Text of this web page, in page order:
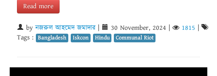
Read more
byনজরুল আহমেদ জমাদার| 30 November, 2024 1815
Tags : Bangladesh Iskcon Hindu Communal Riot